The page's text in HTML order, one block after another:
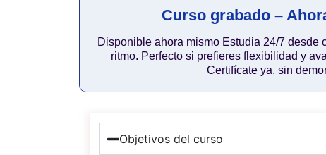
Curso grabado –
Disponible ahora mismo Estudia 24/7 desde
ritmo. Perfecto si prefieres flexibilidad y
Certifícate ya, sin
Objetivos del curso